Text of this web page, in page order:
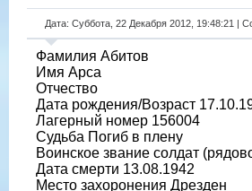
Дата: Суббота, 22 Декабря 2012, 19:48:21 |
Фамилия Абитов
Имя Арса
Отчество
Дата рождения/Возраст
Лагерный номер 156004
Судьба Погиб в плену
Воинское звание солдат
Дата смерти 13.08.1942
Место захоронения Дрезден